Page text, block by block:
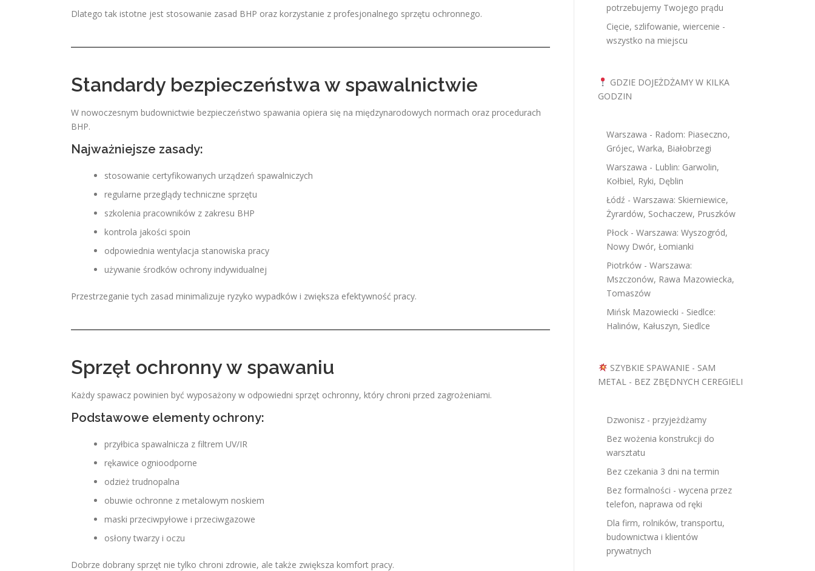
Dlatego tak istotne jest stosowanie zasad BHP oraz korzystanie z profesjonalnego sprzętu ochronnego.
Standardy bezpieczeństwa w spawalnictwie
W nowoczesnym budownictwie bezpieczeństwo spawania opiera się na międzynarodowych normach oraz procedurach
BHP.
Najważniejsze zasady:
stosowanie certyfikowanych urządzeń spawalniczych
regularne przeglądy techniczne sprzętu
szkolenia pracowników z zakresu BHP
kontrola jakości spoin
odpowiednia wentylacja stanowiska pracy
używanie środków ochrony indywidualnej
Przestrzeganie tych zasad minimalizuje ryzyko wypadków i zwiększa efektywność pracy.
Sprzęt ochronny w spawaniu
Każdy spawacz powinien być wyposażony w odpowiedni sprzęt ochronny, który chroni przed zagrożeniami.
Podstawowe elementy ochrony:
przyłbica spawalnicza z filtrem UV/IR
rękawice ognioodporne
odzież trudnopalna
obuwie ochronne z metalowym noskiem
maski przeciwpyłowe i przeciwgazowe
osłony twarzy i oczu
Dobrze dobrany sprzęt nie tylko chroni zdrowie, ale także zwiększa komfort pracy.
potrzebujemy Twojego prądu
Cięcie, szlifowanie, wiercenie -
wszystko na miejscu
GDZIE DOJEŻDŻAMY W KILKA
GODZIN
Warszawa - Radom: Piaseczno,
Grójec, Warka, Białobrzegi
Warszawa - Lublin: Garwolin,
Kołbiel, Ryki, Dęblin
Łódź - Warszawa: Skierniewice,
Żyrardów, Sochaczew, Pruszków
Płock - Warszawa: Wyszogród,
Nowy Dwór, Łomianki
Piotrków - Warszawa:
Mszczonów, Rawa Mazowiecka,
Tomaszów
Mińsk Mazowiecki - Siedlce:
Halinów, Kałuszyn, Siedlce
SZYBKIE SPAWANIE - SAM
METAL - BEZ ZBĘDNYCH CEREGIELI
Dzwonisz - przyjeżdżamy
Bez wożenia konstrukcji do
warsztatu
Bez czekania 3 dni na termin
Bez formalności - wycena przez
telefon, naprawa od ręki
Dla firm, rolników, transportu,
budownictwa i klientów
prywatnych